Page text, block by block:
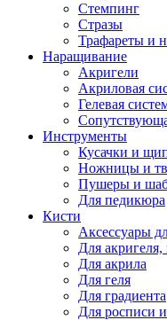
Стемпинг
Стразы
Трафареты и
Наращивание
Акригели
Акриловая
Гелевая
Инструменты
Кусачки и
Ножницы и
Пушеры и
Для педикюра
Кисти
Аксессуары
Для акригеля,
Для акрила
Для геля
Для градиента
Для росписи